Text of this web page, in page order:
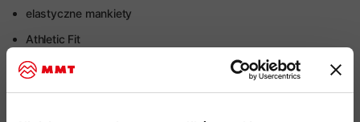
elastyczne mankiety
Athletic Fit